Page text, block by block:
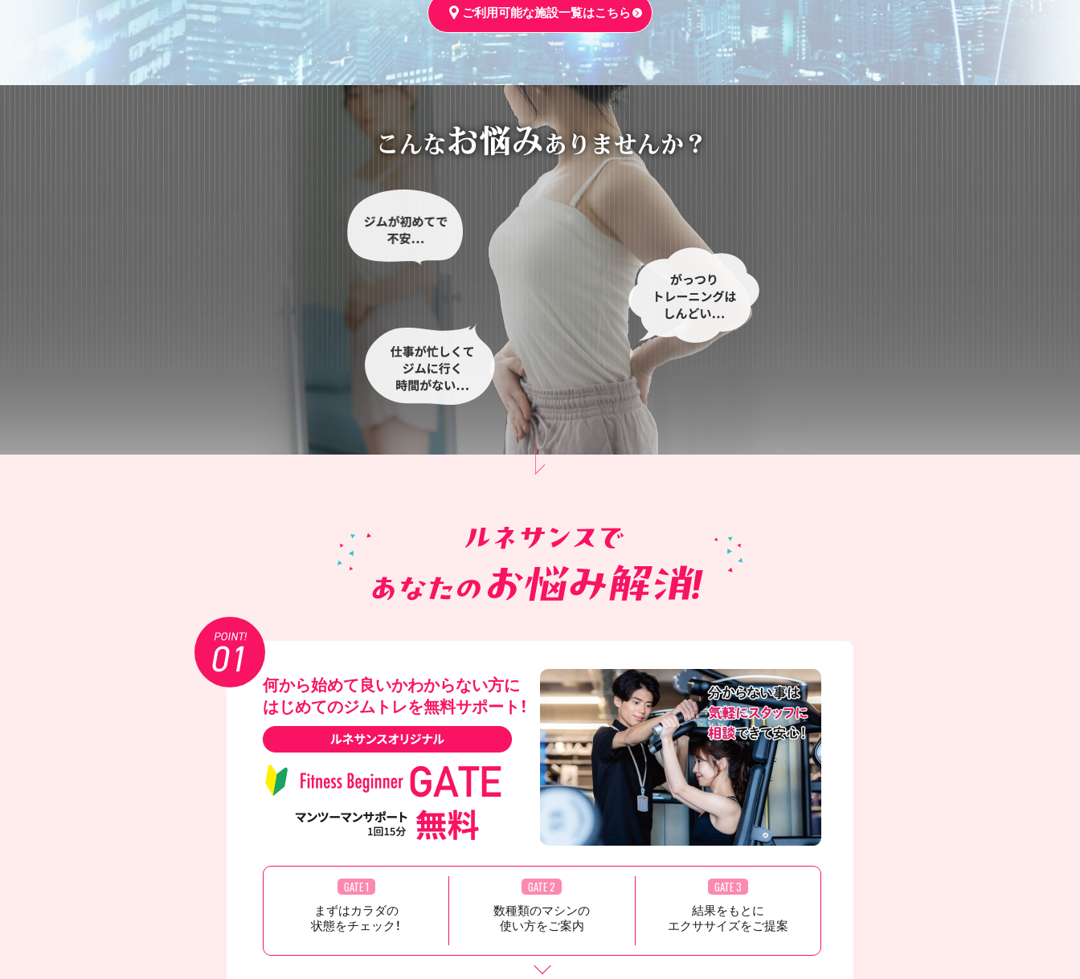
ご利用可能な施設一覧はこちら
何から始めて良いかわからない方に
はじめてのジムトレを無料サポート！
GATE 1
まずはカラダの
状態をチェック！
GATE 2
数種類のマシンの
使い方をご案内
GATE 3
結果をもとに
エクササイズをご提案